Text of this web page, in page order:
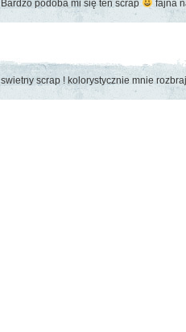
Bardzo podoba mi się ten scrap fajna
swietny scrap ! kolorystycznie mnie